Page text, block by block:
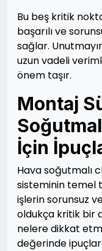
Bu beş kritik
başarılı ve
sağlar.
uzun vadeli
önem taşır.
Montaj
İçin
Hava soğutmalı
sisteminin temel
işlerin sorunsuz
oldukça kritik bir
nelere dikkat
değerinde